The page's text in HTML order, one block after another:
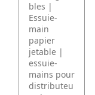
bles |
Essuie-
main
papier
jetable |
essuie-
mains pour
distributeu